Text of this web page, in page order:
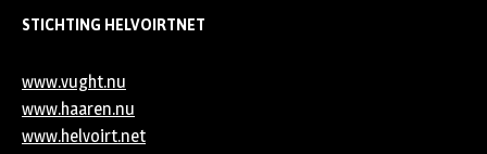
STICHTING HELVOIRTNET
www.vught.nu
www.haaren.nu
www.helvoirt.net